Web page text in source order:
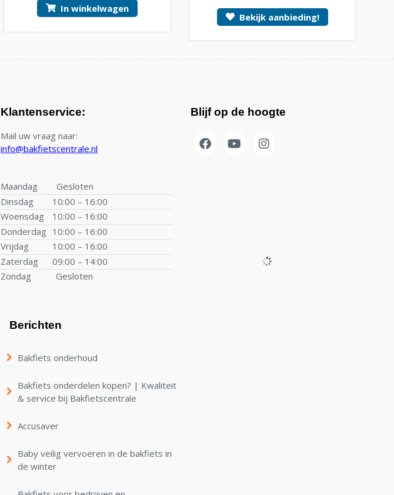
In winkelwagen
Bekijk aanbieding!
Klantenservice:
Mail uw vraag naar:
info@bakfietscentrale.nl
Maandag
Gesloten
Dinsdag
10:00 – 16:00
Woensdag
10:00 – 16:00
Donderdag 10:00 – 16:00
Vrijdag
10:00 – 16:00
Zaterdag
09:00 – 14:00
Zondag
Gesloten
Berichten
Bakfiets onderhoud
Bakfiets onderdelen kopen? | Kwaliteit
& service bij Bakfietscentrale
Accusaver
Baby veilig vervoeren in de bakfiets in
de winter
Blijf op de hoogte